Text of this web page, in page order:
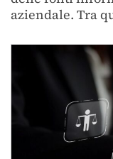
aziendale. Tra